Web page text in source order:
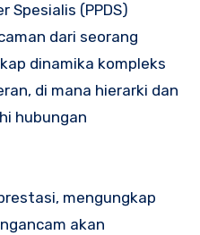
Spesialis (PPDS)
dari seorang
dinamika kompleks
di mana hierarki dan
hubungan
mengungkap
akan